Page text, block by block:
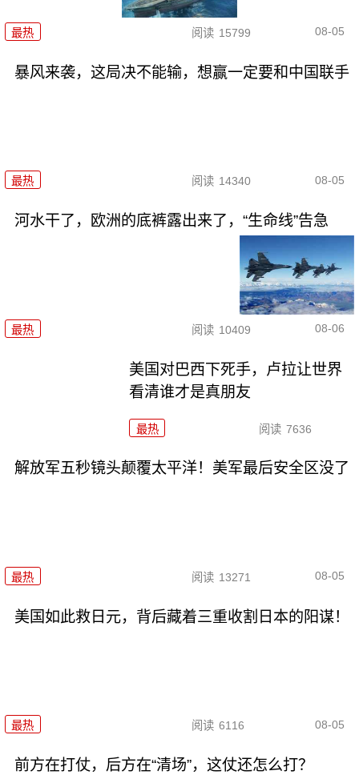
最热 阅读 15799 08-05
暴风来袭，这局决不能输，想赢一定要和中国联手
最热 阅读 14340 08-05
河水干了，欧洲的底裤露出来了，“生命线”告急
最热 阅读 10409 08-06
美国对巴西下死手，卢拉让世界
看清谁才是真朋友
最热 阅读 7636
解放军五秒镜头颠覆太平洋！美军最后安全区没了
最热 阅读 13271 08-05
美国如此救日元，背后藏着三重收割日本的阳谋！
最热 阅读 6116 08-05
前方在打仗，后方在“清场”，这仗还怎么打？